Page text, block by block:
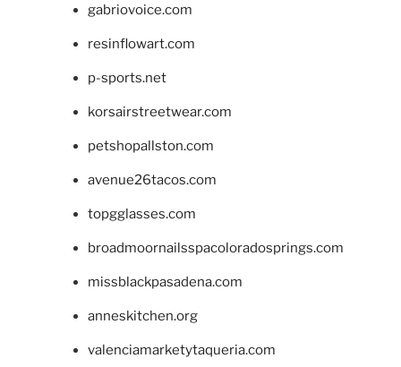
gabriovoice.com
resinflowart.com
p-sports.net
korsairstreetwear.com
petshopallston.com
avenue26tacos.com
topgglasses.com
broadmoornailsspacoloradosprings.com
missblackpasadena.com
anneskitchen.org
valenciamarketytaqueria.com